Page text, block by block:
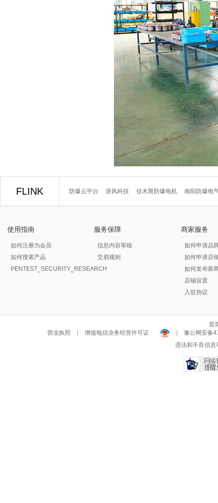
FLINK 防爆云平台 浙风科技 佳木斯防爆电机 南阳防爆电
使用指南
如何注册为会员
如何搜索产品
PENTEST_SECURITY_RESEARCH
服务保障
信息内容审核
交易规则
商家服务
如何申请品
如何申请店
如何发布新
店铺设置
入驻协议
首
营业执照
增值电信业务经营许可证
豫公网安备
违法和不良信